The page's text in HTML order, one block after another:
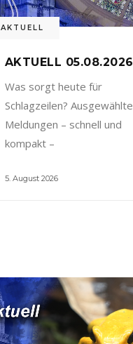
AKTUELL
AKTUELL 05.08.2026
Was sorgt heute für
Schlagzeilen? Ausgewählte
Meldungen – schnell und
kompakt –
5. August 2026